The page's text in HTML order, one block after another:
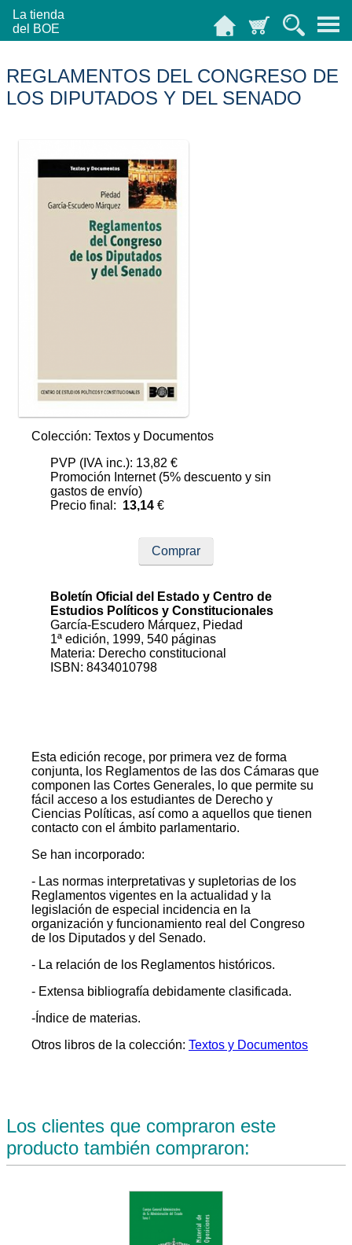
La tienda
del BOE
REGLAMENTOS DEL CONGRESO DE
LOS DIPUTADOS Y DEL SENADO
Colección: Textos y Documentos
PVP (IVA inc.): 13,82 €
Promoción Internet (5% descuento y sin
gastos de envío)
Precio final: 13,14 €
Comprar
Boletín Oficial del Estado y Centro de
Estudios Políticos y Constitucionales
García-Escudero Márquez, Piedad
1ª edición, 1999, 540 páginas
Materia: Derecho constitucional
ISBN: 8434010798
Esta edición recoge, por primera vez de forma
conjunta, los Reglamentos de las dos Cámaras que
componen las Cortes Generales, lo que permite su
fácil acceso a los estudiantes de Derecho y
Ciencias Políticas, así como a aquellos que tienen
contacto con el ámbito parlamentario.
Se han incorporado:
- Las normas interpretativas y supletorias de los
Reglamentos vigentes en la actualidad y la
legislación de especial incidencia en la
organización y funcionamiento real del Congreso
de los Diputados y del Senado.
- La relación de los Reglamentos históricos.
- Extensa bibliografía debidamente clasificada.
-Índice de materias.
Otros libros de la colección: Textos y Documentos
Los clientes que compraron este
producto también compraron: